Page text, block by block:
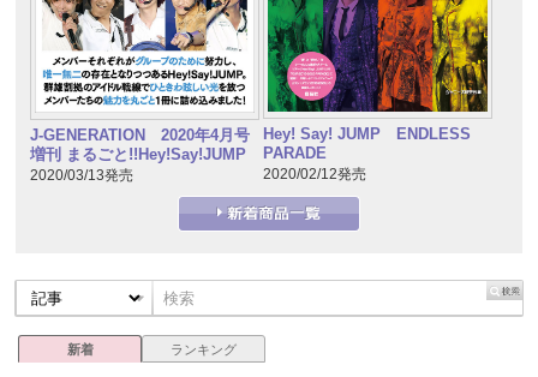
J-GENERATION 2020年4月号
増刊 まるごと!!Hey!Say!JUMP
2020/03/13発売
Hey! Say! JUMP ENDLESS
PARADE
2020/02/12発売
新着 ランキング